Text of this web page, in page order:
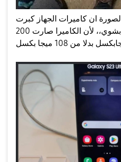
ان كاميرات الجهاز كبرت
اكثر من الشكل المعتاد بشوي،، لأن الكاميرا صارت 200